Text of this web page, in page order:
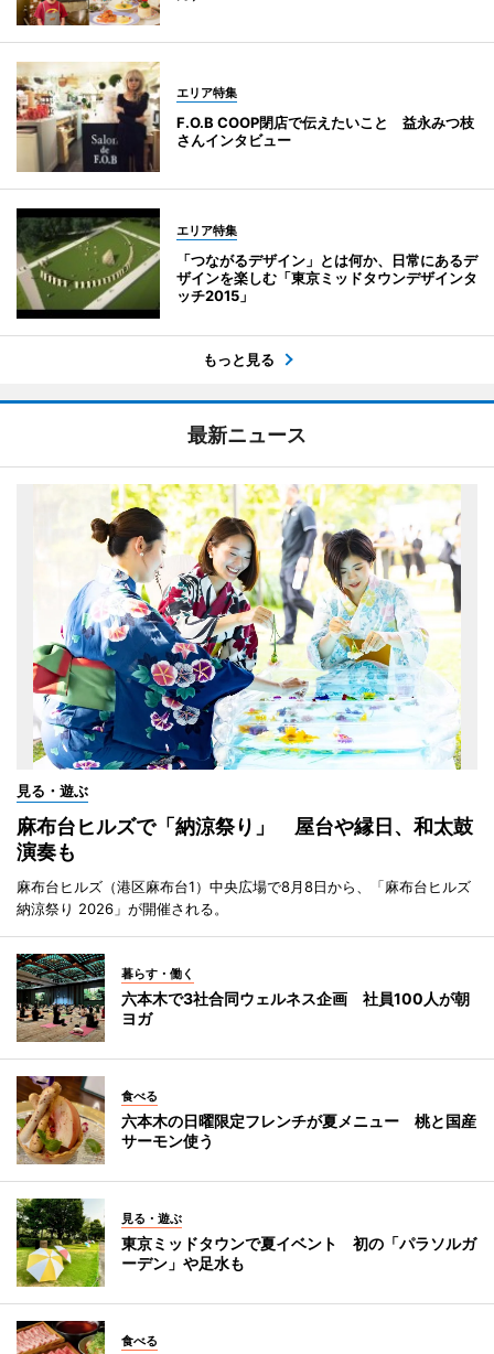
エリア特集
F.O.B COOP閉店で伝えたいこと 益永みつ枝
さんインタビュー
エリア特集
「つながるデザイン」とは何か、日常にあるデ
ザインを楽しむ「東京ミッドタウンデザインタ
ッチ2015」
もっと見る
最新ニュース
見る・遊ぶ
麻布台ヒルズで「納涼祭り」 屋台や縁日、和太鼓
演奏も
麻布台ヒルズ（港区麻布台1）中央広場で8月8日から、「麻布台ヒルズ
納涼祭り 2026」が開催される。
暮らす・働く
六本木で3社合同ウェルネス企画 社員100人が朝
ヨガ
食べる
六本木の日曜限定フレンチが夏メニュー 桃と国産
サーモン使う
見る・遊ぶ
東京ミッドタウンで夏イベント 初の「パラソルガ
ーデン」や足水も
食べる